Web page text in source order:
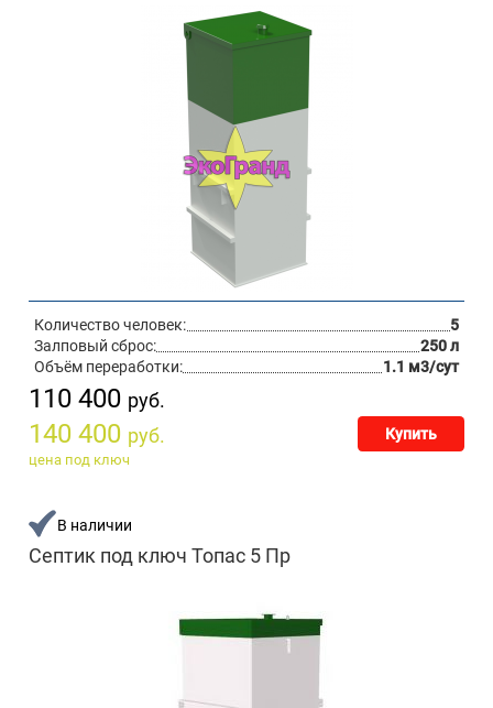
Количество человек:
5
Залповый сброс:
250 л
Объём переработки:
1.1 м3/сут
110 400 руб.
140 400 руб. Купить
цена под ключ
В наличии
Септик под ключ Топас 5 Пр